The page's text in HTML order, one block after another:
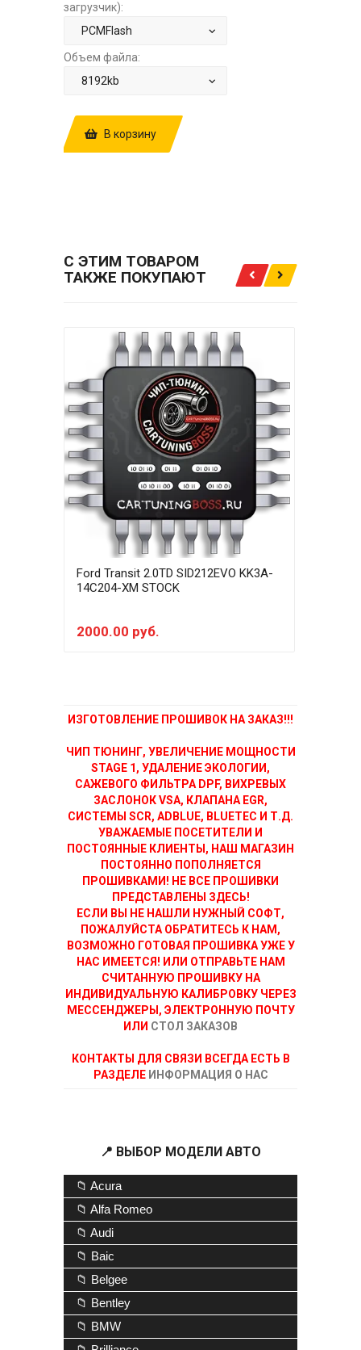
загрузчик):
Объем файла:
В корзину
С ЭТИМ ТОВАРОМ
ТАКЖЕ ПОКУПАЮТ
Ford Transit 2.0TD SID212EVO KK3A-
14C204-XM STOCK
2000.00 руб.
ИЗГОТОВЛЕНИЕ ПРОШИВОК НА ЗАКАЗ!!!
ЧИП ТЮНИНГ, УВЕЛИЧЕНИЕ МОЩНОСТИ
STAGE 1, УДАЛЕНИЕ ЭКОЛОГИИ,
САЖЕВОГО ФИЛЬТРА DPF, ВИХРЕВЫХ
ЗАСЛОНОК VSA, КЛАПАНА EGR,
СИСТЕМЫ SCR, ADBLUE, BLUETEC И Т.Д.
УВАЖАЕМЫЕ ПОСЕТИТЕЛИ И
ПОСТОЯННЫЕ КЛИЕНТЫ, НАШ МАГАЗИН
ПОСТОЯННО ПОПОЛНЯЕТСЯ
ПРОШИВКАМИ! НЕ ВСЕ ПРОШИВКИ
ПРЕДСТАВЛЕНЫ ЗДЕСЬ!
ЕСЛИ ВЫ НЕ НАШЛИ НУЖНЫЙ СОФТ,
ПОЖАЛУЙСТА ОБРАТИТЕСЬ К НАМ,
ВОЗМОЖНО ГОТОВАЯ ПРОШИВКА УЖЕ У
НАС ИМЕЕТСЯ! ИЛИ ОТПРАВЬТЕ НАМ
СЧИТАННУЮ ПРОШИВКУ НА
ИНДИВИДУАЛЬНУЮ КАЛИБРОВКУ ЧЕРЕЗ
МЕССЕНДЖЕРЫ, ЭЛЕКТРОННУЮ ПОЧТУ
ИЛИ СТОЛ ЗАКАЗОВ
КОНТАКТЫ ДЛЯ СВЯЗИ ВСЕГДА ЕСТЬ В
РАЗДЕЛЕ ИНФОРМАЦИЯ О НАС
📍 ВЫБОР МОДЕЛИ АВТО
📁 Acura
📁 Alfa Romeo
📁 Audi
📁 Baic
📁 Belgee
📁 Bentley
📁 BMW